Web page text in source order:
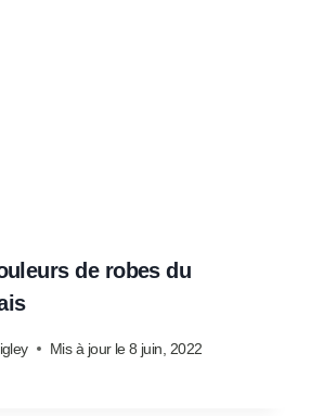
de robes du
Mis à jour le8 juin, 2022